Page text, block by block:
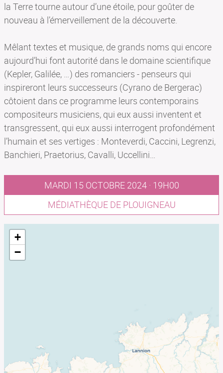
la Terre tourne autour d’une étoile, pour goûter de
nouveau à l’émerveillement de la découverte.
Mêlant textes et musique, de grands noms qui encore
aujourd’hui font autorité dans le domaine scientifique
(Kepler, Galilée, …) des romanciers - penseurs qui
inspireront leurs successeurs (Cyrano de Bergerac)
côtoient dans ce programme leurs contemporains
compositeurs musiciens, qui eux aussi inventent et
transgressent, qui eux aussi interrogent profondément
l’humain et ses vertiges : Monteverdi, Caccini, Legrenzi,
Banchieri, Praetorius, Cavalli, Uccellini…
MARDI 15 OCTOBRE 2024 · 19H00
MÉDIATHÈQUE DE PLOUIGNEAU
+
−